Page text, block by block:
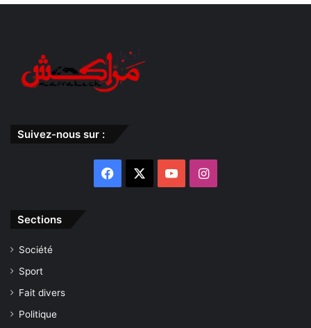
Suivez-nous sur :
Facebook YouTubeInstagram
Sections
Société
Sport
Fait divers
Politique